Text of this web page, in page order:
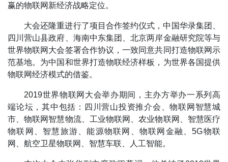
赢的物联网新经济战略定位。
大会还隆重进行了项目合作签约仪式，中国华录集团、
四川营山县政府、海南中东集团、北京两岸金融研究院等与
世界物联网大会签署合作协议，一致同意共同打造物联网示
范基地。为中国和世界打造物联经济样板，为世界各国提供
物联网经济模式的借鉴。
2019世界物联网大会举办期间，主办方举办一系列高
端论坛，其中包括：四川营山投资推介会、物联网智慧城
市、物联网智慧物流、工业物联网、农业物联网、智慧医疗
物联网、智慧旅游、能源物联网、物联网金融、5G物联
网、航空卫星物联网、智慧车联、人工智能。